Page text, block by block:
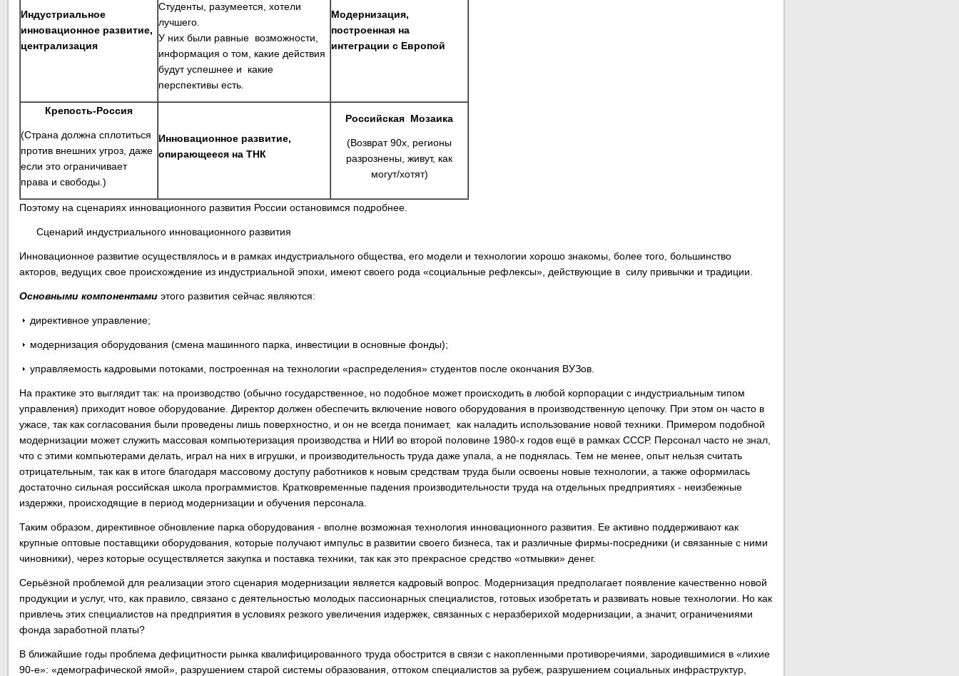
Индустриальное
инновационное развитие,
централизация
Студенты, разумеется, хотели
лучшего.
У них были равные возможности,
информация о том, какие действия
будут успешнее и какие
перспективы есть.
Модернизация,
построенная на
интеграции с Европой
Крепость-Россия
(Страна должна сплотиться
против внешних угроз, даже
если это ограничивает
права и свободы.)
Инновационное развитие,
опирающееся на ТНК
Российская Мозаика
(Возврат 90х, регионы
разрознены, живут, как
могут/хотят)
Поэтому на сценариях инновационного развития России остановимся подробнее.
Сценарий индустриального инновационного развития
Инновационное развитие осуществлялось и в рамках индустриального общества, его модели и технологии хорошо знакомы, более того, большинство
акторов, ведущих свое происхождение из индустриальной эпохи, имеют своего рода «социальные рефлексы», действующие в силу привычки и традиции.
Основными компонентами этого развития сейчас являются:
директивное управление;
модернизация оборудования (смена машинного парка, инвестиции в основные фонды);
управляемость кадровыми потоками, построенная на технологии «распределения» студентов после окончания ВУЗов.
На практике это выглядит так: на производство (обычно государственное, но подобное может происходить в любой корпорации с индустриальным типом
управления) приходит новое оборудование. Директор должен обеспечить включение нового оборудования в производственную цепочку. При этом он часто в
ужасе, так как согласования были проведены лишь поверхностно, и он не всегда понимает, как наладить использование новой техники. Примером подобной
модернизации может служить массовая компьютеризация производства и НИИ во второй половине 1980-х годов ещё в рамках СССР. Персонал часто не знал,
что с этими компьютерами делать, играл на них в игрушки, и производительность труда даже упала, а не поднялась. Тем не менее, опыт нельзя считать
отрицательным, так как в итоге благодаря массовому доступу работников к новым средствам труда были освоены новые технологии, а также оформилась
достаточно сильная российская школа программистов. Кратковременные падения производительности труда на отдельных предприятиях - неизбежные
издержки, происходящие в период модернизации и обучения персонала.
Таким образом, директивное обновление парка оборудования - вполне возможная технология инновационного развития. Ее активно поддерживают как
крупные оптовые поставщики оборудования, которые получают импульс в развитии своего бизнеса, так и различные фирмы-посредники (и связанные с ними
чиновники), через которые осуществляется закупка и поставка техники, так как это прекрасное средство «отмывки» денег.
Серьёзной проблемой для реализации этого сценария модернизации является кадровый вопрос. Модернизация предполагает появление качественно новой
продукции и услуг, что, как правило, связано с деятельностью молодых пассионарных специалистов, готовых изобретать и развивать новые технологии. Но как
привлечь этих специалистов на предприятия в условиях резкого увеличения издержек, связанных с неразберихой модернизации, а значит, ограничениями
фонда заработной платы?
В ближайшие годы проблема дефицитности рынка квалифицированного труда обострится в связи с накопленными противоречиями, зародившимися в «лихие
90-е»: «демографической ямой», разрушением старой системы образования, оттоком специалистов за рубеж, разрушением социальных инфраструктур,